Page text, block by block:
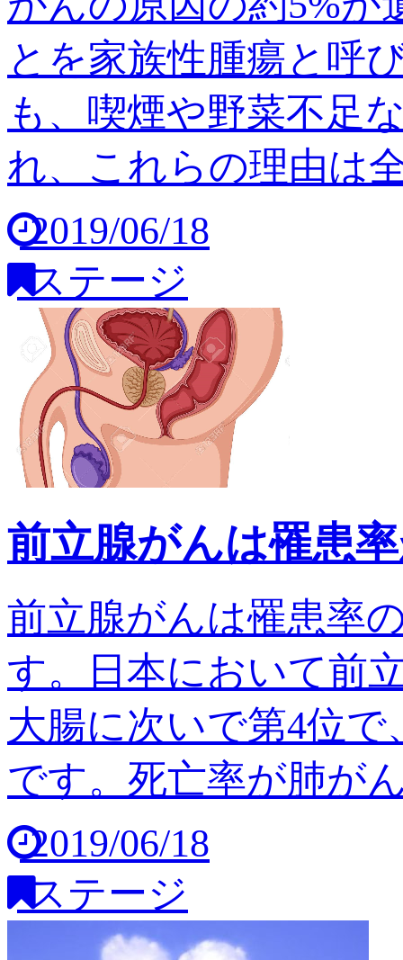
とを家族性腫瘍と呼
も、喫煙や野菜不足
れ、これらの理由は
2019/06/18
ステージ
前立腺がんは罹患
前立腺がんは罹患率
す。日本において前
大腸に次いで第4位で
です。死亡率が肺が
2019/06/18
ステージ